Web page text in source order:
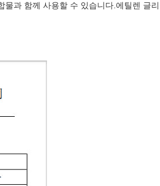
과 함께 사용할 수 있습니다. 에틸렌 글